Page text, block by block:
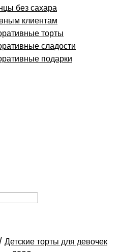
без сахара
клиентам
торты
сладости
подарки
Детские торты для девочек